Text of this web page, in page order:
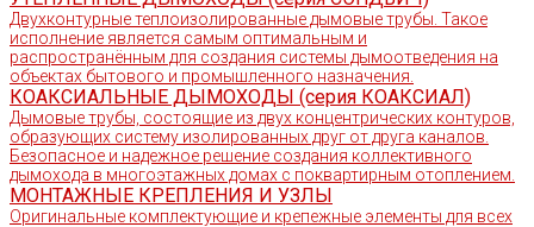
Двухконтурные теплоизолированные дымовые трубы. Такое
исполнение является самым оптимальным и
распространённым для создания системы дымоотведения на
объектах бытового и промышленного назначения.
КОАКСИАЛЬНЫЕ ДЫМОХОДЫ (серия КОАКСИАЛ)
Дымовые трубы, состоящие из двух концентрических контуров,
образующих систему изолированных друг от друга каналов.
Безопасное и надежное решение создания коллективного
дымохода в многоэтажных домах с поквартирным отоплением.
МОНТАЖНЫЕ КРЕПЛЕНИЯ И УЗЛЫ
Оригинальные комплектующие и крепежные элементы для всех